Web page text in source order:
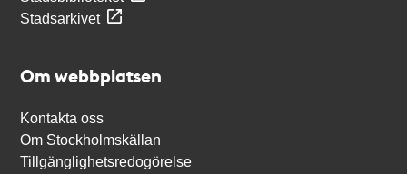
Stadsarkivet
Om webbplatsen
Kontakta oss
Om Stockholmskällan
Tillgänglighetsredogörelse